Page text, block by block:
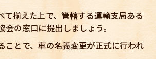
て揃えた上で、管轄する運輸支局ある
会の窓口に提出しましょう。
ことで、車の名義変更が正式に行われ